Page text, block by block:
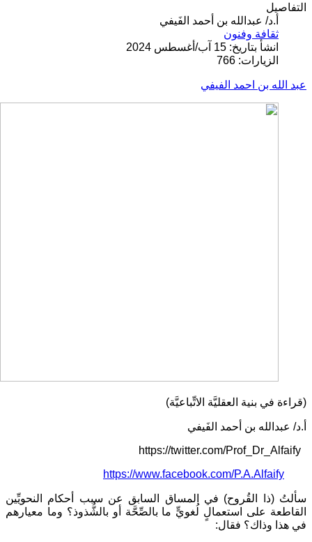
التفاصيل
أ.د/ عبدالله بن أحمد الفَيفي
ثقافة وفنون
انشأ بتاريخ: 15 آب/أغسطس 2024
الزيارات: 766
عبد الله بن احمد الفيفي
(قراءة في بنية العقليَّة الاتِّباعيَّة)
أ.د/ عبدالله بن أحمد الفَيفي
https://www.facebook.com/P.A.Alfaify
سألتُ (ذا القُروح) في المساق السابق عن سبب أحكام النحويِّين
القاطعة على استعمالٍ لُغويٍّ ما بالصِّحَّة أو بالشُّذوذ؟ وما معيارهم
في هذا وذاك؟ فقال: